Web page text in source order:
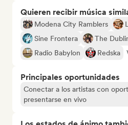
Quieren recibir música
Modena City Ramblers
Sine Frontera
The
Radio Babylon
Redska
Principales oportunidades
Conectar a los artistas con
presentarse en vivo